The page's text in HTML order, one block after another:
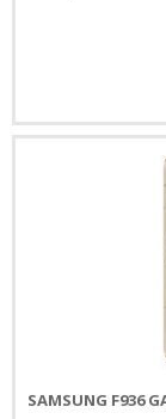
SAMSUNG F936